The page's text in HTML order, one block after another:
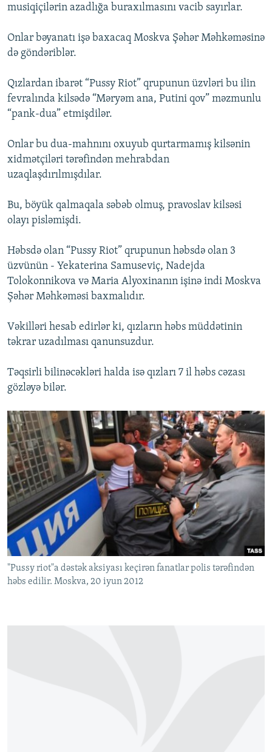
musiqiçilərin azadlığa buraxılmasını vacib sayırlar.
Onlar bəyanatı işə baxacaq Moskva Şəhər Məhkəməsinə
də göndəriblər.
Qızlardan ibarət “Pussy Riot” qrupunun üzvləri bu ilin
fevralında kilsədə “Məryəm ana, Putini qov” məzmunlu
“pank-dua” etmişdilər.
Onlar bu dua-mahnını oxuyub qurtarmamış kilsənin
xidmətçiləri tərəfindən mehrabdan
uzaqlaşdırılmışdılar.
Bu, böyük qalmaqala səbəb olmuş, pravoslav kilsəsi
olayı pisləmişdi.
Həbsdə olan “Pussy Riot” qrupunun həbsdə olan 3
üzvünün - Yekaterina Samuseviç, Nadejda
Tolokonnikova və Maria Alyoxinanın işinə indi Moskva
Şəhər Məhkəməsi baxmalıdır.
Vəkilləri hesab edirlər ki, qızların həbs müddətinin
təkrar uzadılması qanunsuzdur.
Təqsirli bilinəcəkləri halda isə qızları 7 il həbs cəzası
gözləyə bilər.
"Pussy riot"a dəstək aksiyası keçirən fanatlar polis tərəfindən
həbs edilir. Moskva, 20 iyun 2012